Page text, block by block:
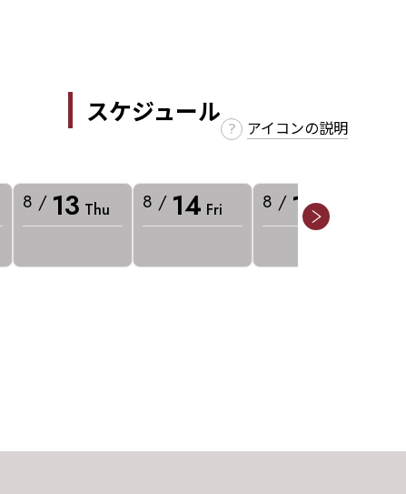
スケジュール
アイコンの説明
8 / 13 Thu 8 / 14 Fri 8 / 15 Sat